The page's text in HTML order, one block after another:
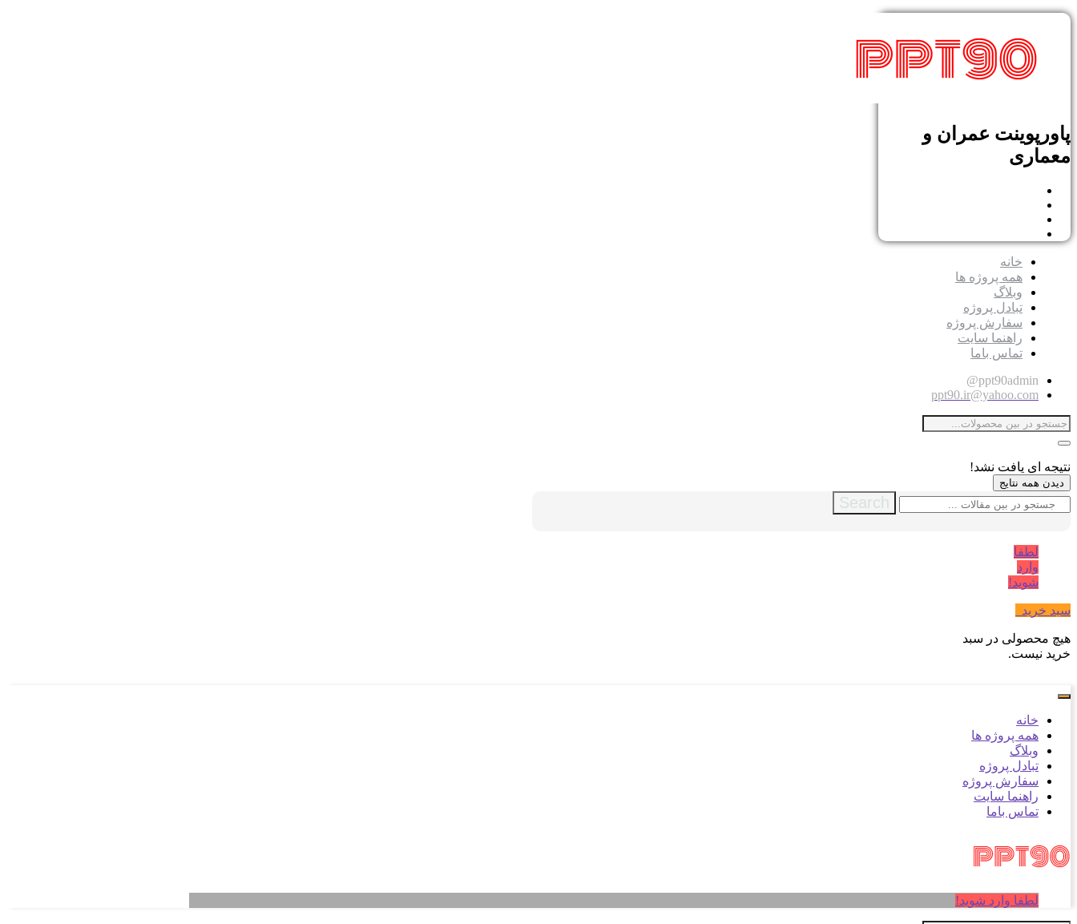
پاورپوینت عمران و
معماری
خانه
همه پروژه ها
وبلاگ
تبادل پروژه
سفارش پروژه
راهنما سایت
تماس باما
ppt90admin@
ppt90.ir@yahoo.com
نتیجه ای یافت نشد!
دیدن همه نتایج
Search
لطفا
وارد
شوید!
سبد خرید
هیچ محصولی در سبد
خرید نیست.
خانه
همه پروژه ها
وبلاگ
تبادل پروژه
سفارش پروژه
راهنما سایت
تماس باما
لطفا وارد شوید!